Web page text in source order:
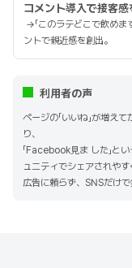
コメント導入で接客感
→「このラテどこで飲めま
ントで親近感を創出。
利用者の声
ページの「いいね」が増え
り、
「Facebook見ま した」と
ュニティでシェアされや
広告に頼らず、SNSだけ